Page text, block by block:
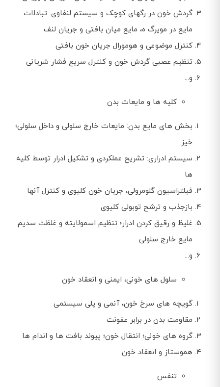
گردش خون در رگهای کوچک و سیستم لنفاوی: تبادلات
مایع در مویرگ ه، مایع میان بافتی و جریان لنف
کنترل موضوعی و هومورال جریان خون بافتی
تنظیم عصبی گردش خون و کنترل سریع فشار شریانی
و...
کلیه ها و مایعات بدن
بخش های مایع بدن: مایعات خارج سلولی و داخل سلولی؛
خیز
سیستم ادراری: تشریح عملکردی و تشکیل ادرار توسط کلیه
ها
فیلتراسیون گلومرولی، جریان خون کلیوی و کنترل آنها
بازجذب و ترشح توبولی کلیوی
غلیظ و رقیق کردن ادرار؛ تنظیم اسمولایته و غلظت سدیم
مایع خارج سلولی
و...
سلول های خونی، ایمنی و انعقاد خون
گویچه های سرخ خون، آنمی و پلی سیستمی
مقاومت بدن در برابر عفونت
گروه های خونی؛ انتقال خون؛ پیوند بافت ها و اندام ها
هموستاز و انعقاد خون
تنفس